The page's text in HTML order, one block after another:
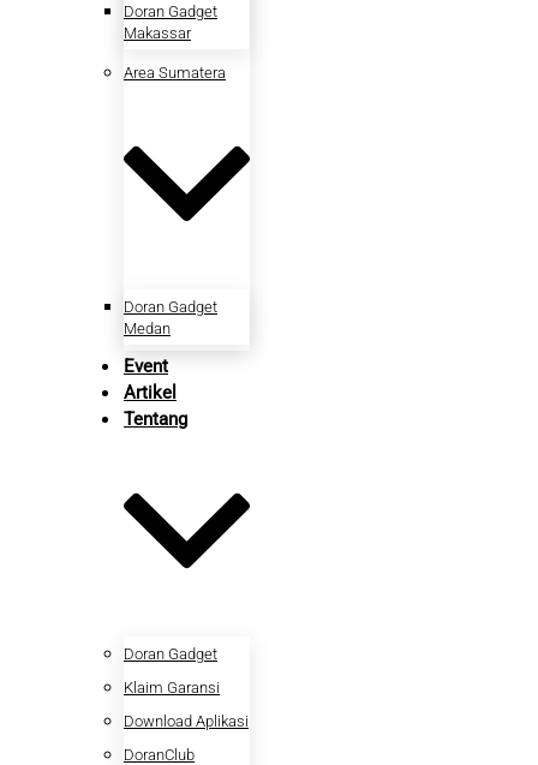
Doran Gadget
Makassar
Area Sumatera
Doran Gadget
Medan
Event
Artikel
Tentang
Doran Gadget
Klaim Garansi
Download Aplikasi
DoranClub